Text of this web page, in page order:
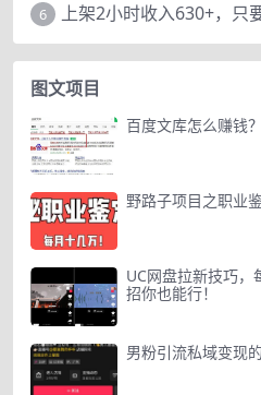
6
图文项目
百度文库怎么赚钱
野路子项目之职业
UC网盘拉新技巧
招你也能行！
男粉引流私域变现